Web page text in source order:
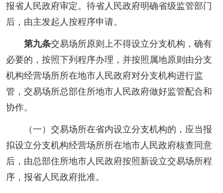
报省人民政府审定。待省人民政府明确省级监管部门
后，由主发起人按程序申请。
第九条交易场所原则上不得设立分支机构，确有
必要的，按照下列程序办理，并按照属地原则由分支
机构经营场所所在地市人民政府对分支机构进行监
管，交易场所总部住所地市人民政府做好监管配合和
协作。
（一）交易场所在省内设立分支机构的，应当报
拟设立分支机构经营场所所在地市人民政府核查同意
后，由总部住所地市人民政府按照新设立交易场所程
序，报省人民政府批准。